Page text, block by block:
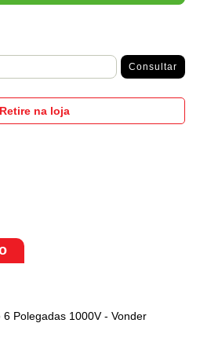
Consultar
Retire na loja
Polegadas 1000V - Vonder